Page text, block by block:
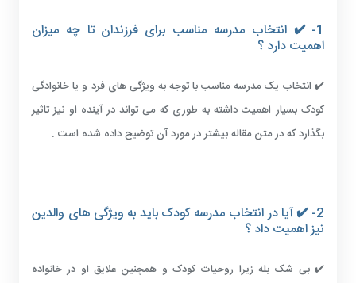
1- ✔️ انتخاب مدرسه مناسب برای فرزندان تا چه میزان
اهمیت دارد ؟
✔️ انتخاب یک مدرسه مناسب با توجه به ویژگی های فرد و یا خانوادگی
کودک بسیار اهمیت داشته به طوری که می تواند در آینده او نیز تاثیر
بگذارد که در متن مقاله بیشتر در مورد آن توضیح داده شده است .
2- ✔️ آیا در انتخاب مدرسه کودک باید به ویژگی های والدین
نیز اهمیت داد ؟
✔️ بی شک بله زیرا روحیات کودک و همچنین علایق او در خانواده